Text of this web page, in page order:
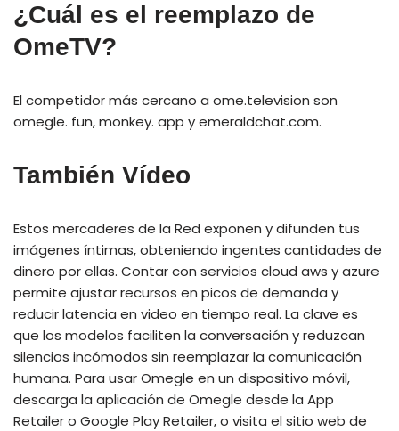
¿Cuál es el reemplazo de
OmeTV?
El competidor más cercano a ome.television son
omegle. fun, monkey. app y emeraldchat.com.
También Vídeo
Estos mercaderes de la Red exponen y difunden tus
imágenes íntimas, obteniendo ingentes cantidades de
dinero por ellas. Contar con servicios cloud aws y azure
permite ajustar recursos en picos de demanda y
reducir latencia en video en tiempo real. La clave es
que los modelos faciliten la conversación y reduzcan
silencios incómodos sin reemplazar la comunicación
humana. Para usar Omegle en un dispositivo móvil,
descarga la aplicación de Omegle desde la App
Retailer o Google Play Retailer, o visita el sitio web de